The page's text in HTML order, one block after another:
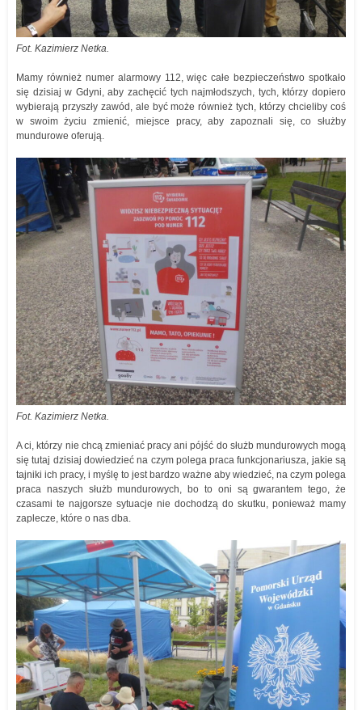
Fot. Kazimierz Netka.
Mamy również numer alarmowy 112, więc całe bezpieczeństwo spotkało
się dzisiaj w Gdyni, aby zachęcić tych najmłodszych, tych, którzy dopiero
wybierają przyszły zawód, ale być może również tych, którzy chcieliby coś
w swoim życiu zmienić, miejsce pracy, aby zapoznali się, co służby
mundurowe oferują.
Fot. Kazimierz Netka.
A ci, którzy nie chcą zmieniać pracy ani pójść do służb mundurowych mogą
się tutaj dzisiaj dowiedzieć na czym polega praca funkcjonariusza, jakie są
tajniki ich pracy, i myślę to jest bardzo ważne aby wiedzieć, na czym polega
praca naszych służb mundurowych, bo to oni są gwarantem tego, że
czasami te najgorsze sytuacje nie dochodzą do skutku, ponieważ mamy
zaplecze, które o nas dba.